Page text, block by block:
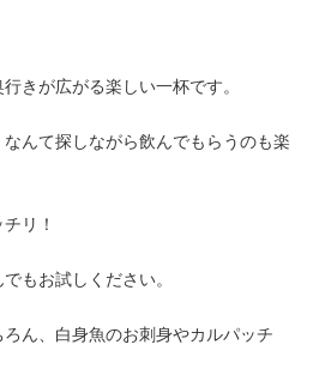
きが広がる楽しい一杯です。
んて探しながら飲んでもらうのも楽
リ！
もお試しください。
ん、白身魚のお刺身やカルパッチ